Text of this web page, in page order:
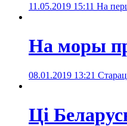
11.05.2019 15:11 На
На моры
08.01.2019 13:21
Ці